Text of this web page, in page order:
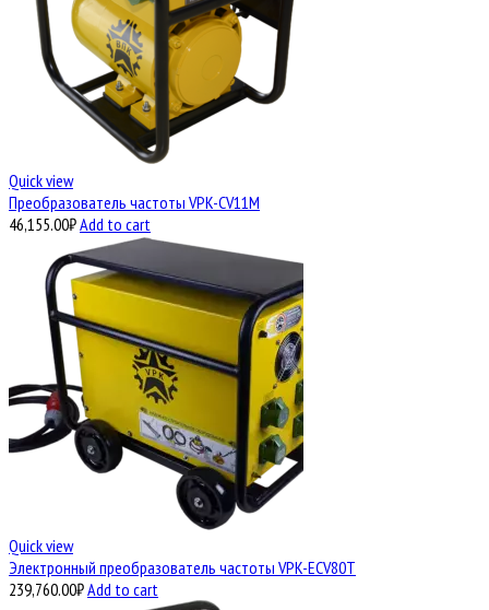
Quick view
Преобразователь частоты VPK-CV11M
46,155.00₽Add to cart
Quick view
Электронный преобразователь частоты VPK-ECV80T
239,760.00₽Add to cart